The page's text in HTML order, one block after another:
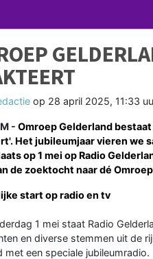
op 28 april 2025, 11:33
- Omroep Gelderland
Het jubileumjaar vieren we
op 1 mei op Radio
de zoektocht naar dé
start op radio en tv
1 mei staat Radio
en diverse stemmen uit de
met een speciale jubileumradio.